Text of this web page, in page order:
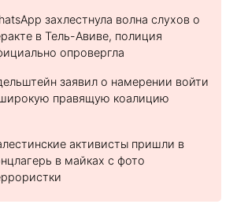
захлестнула волна слухов о
в Тель-Авиве, полиция
опровергла
заявил о намерении войти
правящую коалицию
активисты пришли в
в майках с фото